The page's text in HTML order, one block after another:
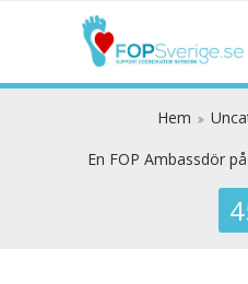
Hem
En FOP Ambassdör